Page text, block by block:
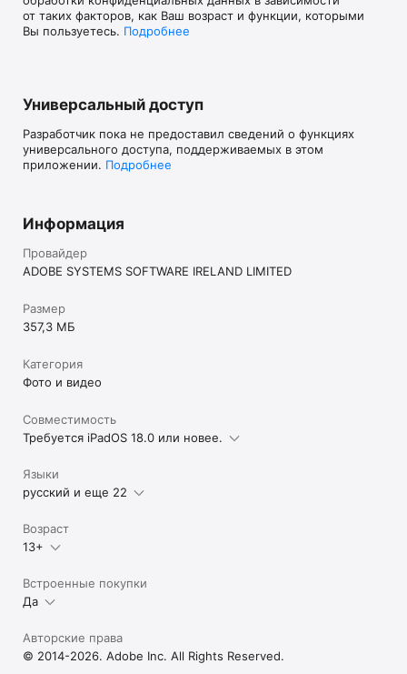
Применение этих приложений регулируется общими
условиями использования продуктов Adobe
http://www.adobe.com/go/terms_linkfree_ru и политикой
Запрет на продажу и передачу личной информации
www.adobe.com/go/ca-rights-linkfree
от таких факторов, как Ваш возраст и функции, которыми
Вы пользуетесь. Подробнее
Универсальный доступ
Разработчик пока не предоставил сведений о функциях
универсального доступа, поддерживаемых в этом
приложении. Подробнее
Информация
Провайдер
ADOBE SYSTEMS SOFTWARE IRELAND LIMITED
Размер
357,3 МБ
Категория
Фото и видео
Совместимость
Требуется iPadOS 18.0 или новее.
Языки
русский и еще 22
Возраст
13+
Встроенные покупки
Да
Авторские права
© 2014-2026. Adobe Inc. All Rights Reserved.